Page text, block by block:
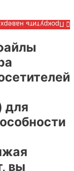
Прокрутить наверх
для
вы